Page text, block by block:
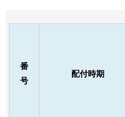
番
号
配付時期